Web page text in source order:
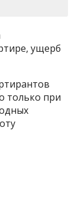
ущерб
только при